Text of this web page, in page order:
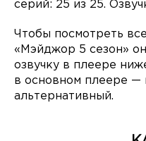
серий: 25 из 25.
Чтобы посмотреть
«Мэйджор 5 сезон»
озвучку в плеере
в основном плеере —
альтернативный.